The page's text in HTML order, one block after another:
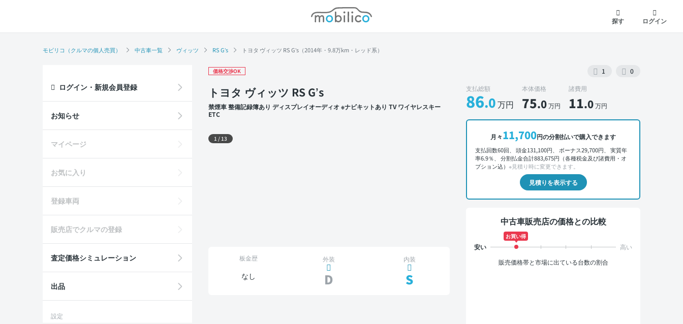
モビリコ
探す
ログイン
モビリコ（クルマの個人売買） 中古車一覧 ヴィッツ RS G’s トヨタ ヴィッツ RS G’s（2014年・9.8万km・レッド系）
価格交渉OK 1 0
トヨタ ヴィッツ RS G’s
禁煙車 整備記録簿あり ディスプレイオーディオ ※ナビキットあり TV ワイヤレスキー
ETC外装 左前 外装 正面
1 /13
支払総額
86.0万円
本体価格
75.0万円
諸費用
11.0万円
月々11,700円の分割払いで購入できます
支払回数60回、 頭金131,100円、 ボーナス29,700円、 実質年
率6.9％、 分割払金合計883,675円（各種税金及び諸費用・オ
プション込） ※見積り時に変更できます。
見積りを表示する
中古車販売店の価格との比較
お買い得
販売価格帯と市場に出ている台数の割合
板金歴
なし
外装
D
内装
S
ログイン・新規会員登録
お知らせ
マイページ
お気に入り
登録車両
販売店でクルマの登録
査定価格シミュレーション
出品
設定